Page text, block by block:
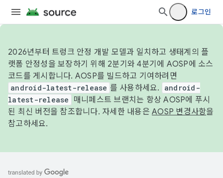
로그인
2026년부터 트렁크 안정 개발 모델과 일치하고 생태계의 플
랫폼 안정성을 보장하기 위해 2분기와 4분기에 AOSP에 소스
코드를 게시합니다. AOSP를 빌드하고 기여하려면
android-latest-release 를 사용하세요.
android-
latest-release
매니페스트 브랜치는 항상 AOSP에 푸시
된 최신 버전을 참조합니다. 자세한 내용은 AOSP 변경사항을
참고하세요.